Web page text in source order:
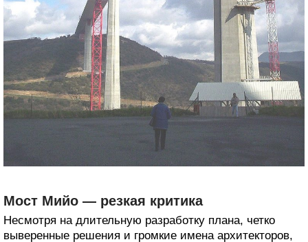
Мост Мийо — резкая критика
Несмотря на длительную разработку плана, четко
выверенные решения и громкие имена архитекторов,